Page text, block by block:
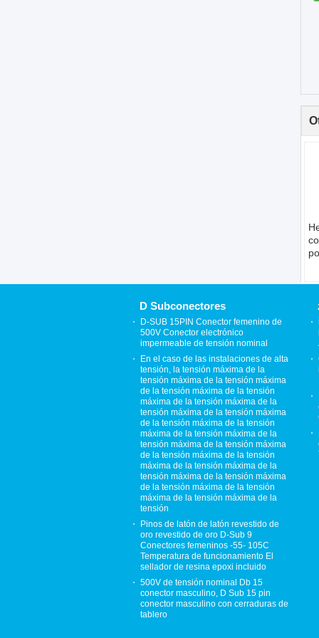
D Subconectores
D-SUB 15PIN Conector femenino de
500V Conector electrónico
impermeable de tensión nominal
En el caso de las instalaciones de alta
tensión, la tensión máxima de la
tensión máxima de la tensión máxima
de la tensión máxima de la tensión
máxima de la tensión máxima de la
tensión máxima de la tensión máxima
de la tensión máxima de la tensión
máxima de la tensión máxima de la
tensión máxima de la tensión máxima
de la tensión máxima de la tensión
máxima de la tensión máxima de la
tensión máxima de la tensión máxima
de la tensión máxima de la tensión
máxima de la tensión máxima de la
tensión
Pinos de latón de latón revestido de
oro revestido de oro D-Sub 9
Conectores femeninos -55- 105C
Temperatura de funcionamiento El
sellador de resina epoxi incluido
500V de tensión nominal Db 15
conector masculino, D Sub 15 pin
conector masculino con cerraduras de
tablero